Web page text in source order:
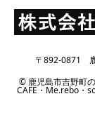
〒892-0871
© 鹿児島市吉野町
CAFE・Me.rebo・